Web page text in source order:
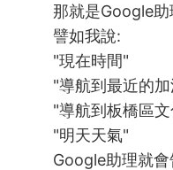
那就是Google
譬如我說:
"現在時間"
"導航到最近的
"導航到板橋區
"明天天氣"
Google助理就